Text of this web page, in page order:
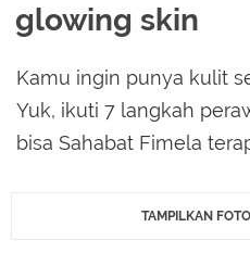
glowing skin
Kamu ingin punya kulit
Yuk, ikuti 7 langkah
bisa Sahabat Fimela
TAMPILKAN